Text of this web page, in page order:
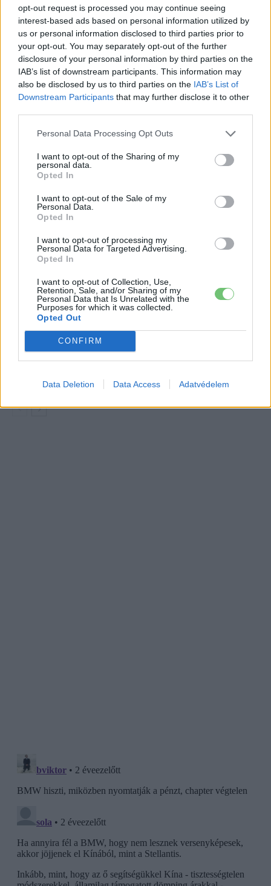
opt-out request is processed you may continue seeing
interest-based ads based on personal information utilized by
us or personal information disclosed to third parties prior to
your opt-out. You may separately opt-out of the further
disclosure of your personal information by third parties on the
IAB’s list of downstream participants. This information may
also be disclosed by us to third parties on the IAB’s List of
Downstream Participants that may further disclose it to other
Personal Data Processing Opt Outs
I want to opt-out of the Sharing of my
personal data.
Opted In
I want to opt-out of the Sale of my
Personal Data.
Opted In
I want to opt-out of processing my
Personal Data for Targeted Advertising.
Opted In
I want to opt-out of Collection, Use,
Retention, Sale, and/or Sharing of my
Personal Data that Is Unrelated with the
Purposes for which it was collected.
Opted Out
CONFIRM
Data Deletion Data Access Adatvédelem
e-cars.hu
foglalkoztatnak a legújabb fejlesztések az elektromosság és a
KAPCSOLÓDÓ CIKKEK TÖBB A SZERZŐTŐL
Elektromos
5% lehet a hiba az elektromos autók
Elektromos
A Leapmotor átlépte a 100 ezres
álomhatárt, és lekörözte a Changant
9 perc töltés, 450 kilométer hatótáv –
ezzel indulhat harcba a Xpeng új
szabadidő-autója Európában